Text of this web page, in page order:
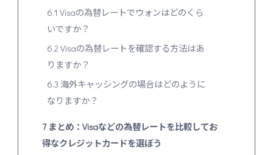
6.1 Visaの為替レートでウォンはどのくら
いですか？
6.2 Visaの為替レートを確認する方法はあ
りますか？
6.3 海外キャッシングの場合はどのように
なりますか？
7まとめ：Visaなどの為替レートを比較してお
得なクレジットカードを選ぼう